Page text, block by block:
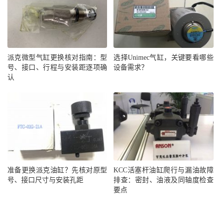
派克微型气缸更换核对指南：型
号、接口、行程与安装距逐项确
认
选择Unimec气缸，关键要看哪些
设备需求？
准备更换派克油缸？先核对原型
号、接口尺寸与安装孔距
KCC活塞杆油缸爬行与漏油故障
排查：密封、油液及同轴度检查
要点